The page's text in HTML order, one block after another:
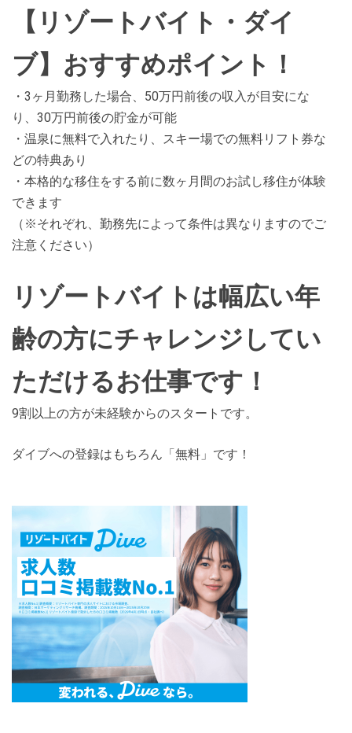
【リゾートバイト・ダイ
ブ】おすすめポイント！
・3ヶ月勤務した場合、50万円前後の収入が目安にな
り、30万円前後の貯金が可能
・温泉に無料で入れたり、スキー場での無料リフト券な
どの特典あり
・本格的な移住をする前に数ヶ月間のお試し移住が体験
できます
（※それぞれ、勤務先によって条件は異なりますのでご
注意ください）
リゾートバイトは幅広い年
齢の方にチャレンジしてい
ただけるお仕事です！
9割以上の方が未経験からのスタートです。
ダイブへの登録はもちろん「無料」です！